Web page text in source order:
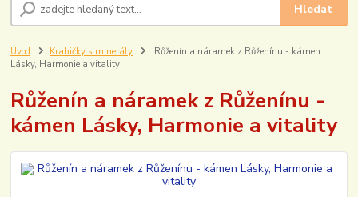
Hledat
Úvod Krabičky s minerály
Růženín a náramek z Růženínu - kámen
Lásky, Harmonie a vitality
Růženín a náramek z Růženínu -
kámen Lásky, Harmonie a vitality